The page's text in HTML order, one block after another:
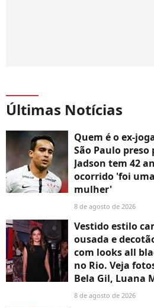
Últimas Notícias
Quem é o ex-
São Paulo preso
Jadson tem 42
ocorrido 'foi
mulher'
8 de agosto de 2026
Vestido estilo
ousada e
com looks all
no Rio. Veja
Bela Gil, Luana
8 de agosto de 2026